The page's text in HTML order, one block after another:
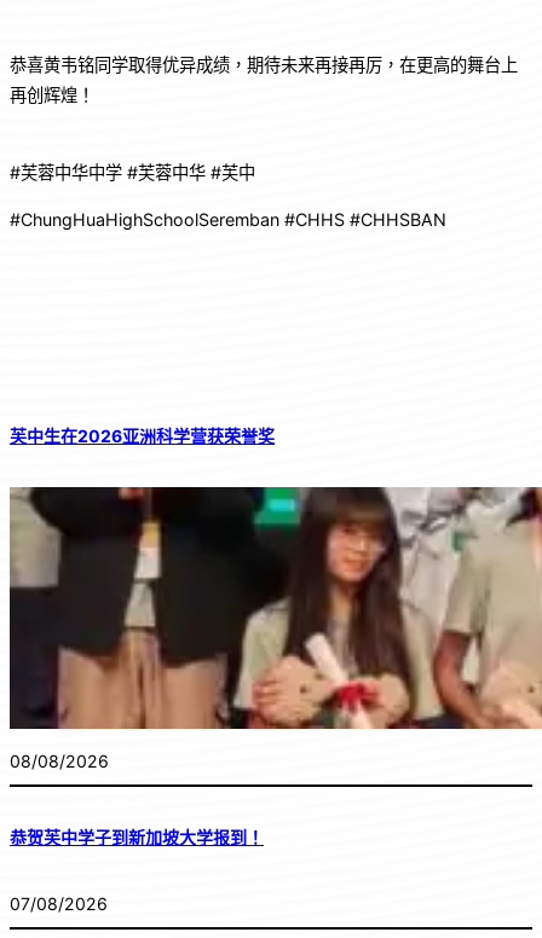
恭喜黄韦铭同学取得优异成绩，期待未来再接再厉，在更高的舞台上
再创辉煌！
#芙蓉中华中学 #芙蓉中华 #芙中
#ChungHuaHighSchoolSeremban #CHHS #CHHSBAN
芙中生在2026亚洲科学营获荣誉奖
08/08/2026
恭贺芙中学子到新加坡大学报到！
07/08/2026